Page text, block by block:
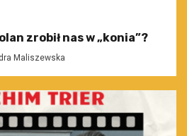
zrobił nas w „konia”?
Maliszewska